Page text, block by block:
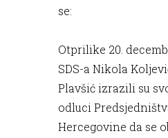
se:
Otprilike 20.
SDS-a Nikola
Plavšić izrazili su
odluci
Hercegovine da se